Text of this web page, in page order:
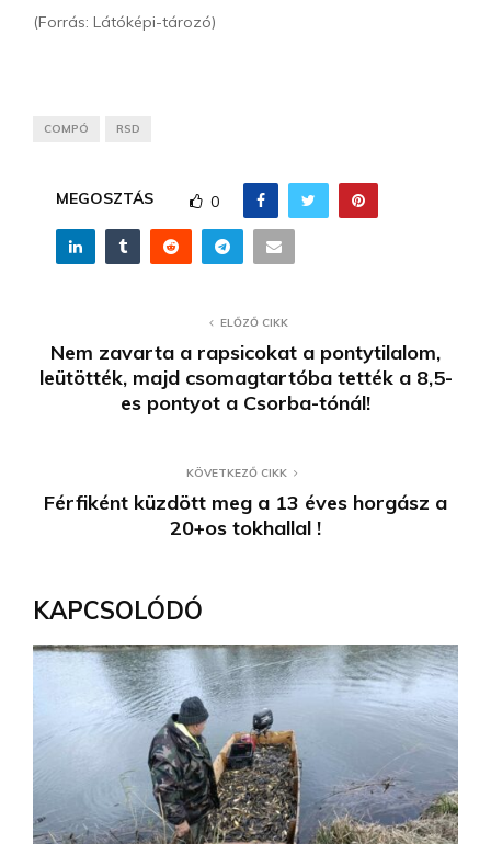
(Forrás: Látóképi-tározó)
COMPÓ RSD
MEGOSZTÁS 0
ELŐZŐ CIKK
Nem zavarta a rapsicokat a pontytilalom,
leütötték, majd csomagtartóba tették a 8,5-
es pontyot a Csorba-tónál!
KÖVETKEZŐ CIKK
Férfiként küzdött meg a 13 éves horgász a
20+os tokhallal !
KAPCSOLÓDÓ